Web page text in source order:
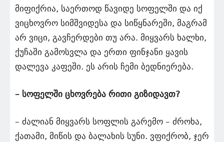
მიფიქრია, საერთოდ წავიდე სოფელში და იქ
ვიცხოვრო სიმშვიდესა და სიწყნარეში, მაგრამ
არ ვიცი, გავჩერდები თუ არა. მიყვარს ხალხი,
ქუჩაში გამოსვლა და ერთი ფინჯანი ყავის
დალევა კაფეში. ეს არის ჩემი ბედნიერება.
– სოფელში ცხოვრება რითი გიზიდავთ?
– ძალიან მიყვარს სოფლის გარემო – ძროხა,
ქათამი, მიწის და ბალახის სუნი. ვფიქრობ, ჯერ